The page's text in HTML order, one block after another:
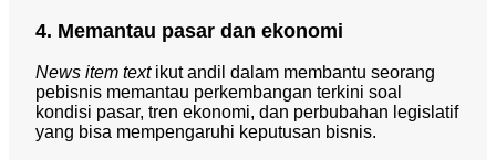
4. Memantau pasar dan ekonomi
News item text ikut andil dalam membantu seorang
pebisnis memantau perkembangan terkini soal
kondisi pasar, tren ekonomi, dan perbubahan legislatif
yang bisa mempengaruhi keputusan bisnis.